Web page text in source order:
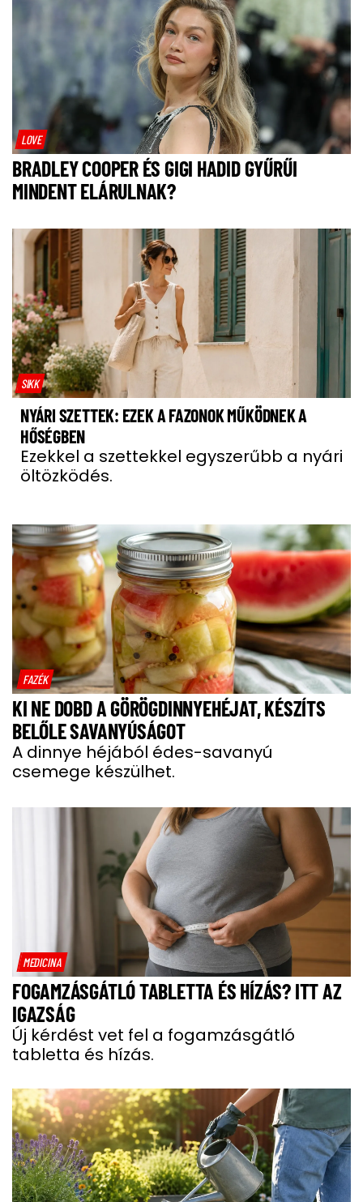
LOVE
BRADLEY COOPER ÉS GIGI HADID GYŰRŰI
MINDENT ELÁRULNAK?
SIKK
NYÁRI SZETTEK: EZEK A FAZONOK MŰKÖDNEK A
HŐSÉGBEN
Ezekkel a szettekkel egyszerűbb a nyári
öltözködés.
FAZÉK
KI NE DOBD A GÖRÖGDINNYEHÉJAT, KÉSZÍTS
BELŐLE SAVANYÚSÁGOT
A dinnye héjából édes-savanyú
csemege készülhet.
MEDICINA
FOGAMZÁSGÁTLÓ TABLETTA ÉS HÍZÁS? ITT AZ
IGAZSÁG
Új kérdést vet fel a fogamzásgátló
tabletta és hízás.